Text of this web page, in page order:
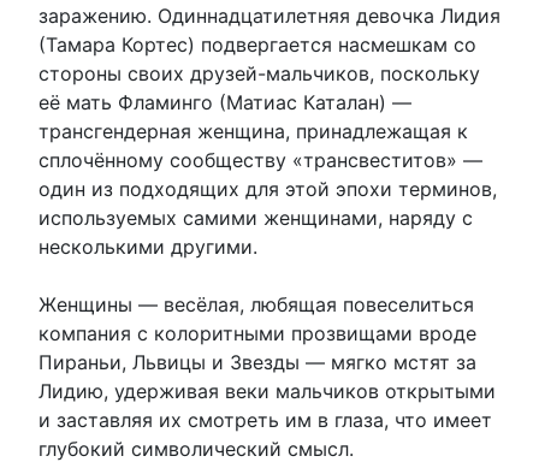
заражению. Одиннадцатилетняя девочка Лидия
(Тамара Кортес) подвергается насмешкам со
стороны своих друзей-мальчиков, поскольку
её мать Фламинго (Матиас Каталан) —
трансгендерная женщина, принадлежащая к
сплочённому сообществу «трансвеститов» —
один из подходящих для этой эпохи терминов,
используемых самими женщинами, наряду с
несколькими другими.
Женщины — весёлая, любящая повеселиться
компания с колоритными прозвищами вроде
Пираньи, Львицы и Звезды — мягко мстят за
Лидию, удерживая веки мальчиков открытыми
и заставляя их смотреть им в глаза, что имеет
глубокий символический смысл.